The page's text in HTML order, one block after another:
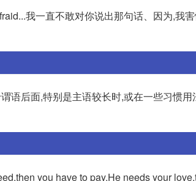
我一直不敢对你说出那句话、因为,我
语后面,特别是主语较长时,或在一些习惯
you have to pay.He needs your